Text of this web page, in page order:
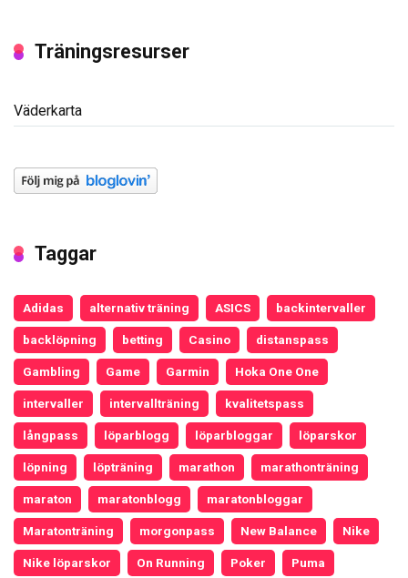
Träningsresurser
Väderkarta
Taggar
Adidas alternativ träning ASICS backintervaller
backlöpning betting Casino distanspass
Gambling Game Garmin Hoka One One
intervaller intervallträning kvalitetspass
långpass löparblogg löparbloggar löparskor
löpning löpträning marathon marathonträning
maraton maratonblogg maratonbloggar
Maratonträning morgonpass New Balance Nike
Nike löparskor On Running Poker Puma